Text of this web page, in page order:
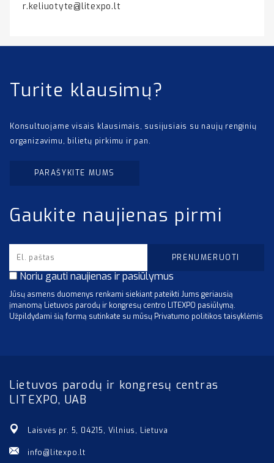
r.keliuotyte@litexpo.lt
Turite klausimų?
Konsultuojame visais klausimais, susijusiais su naujų renginių
organizavimu, bilietų pirkimu ir pan.
PARAŠYKITE MUMS
Gaukite naujienas pirmi
Noriu gauti naujienas ir pasiūlymus
Jūsų asmens duomenys renkami siekiant pateikti Jums geriausią
įmanomą Lietuvos parodų ir kongresų centro LITEXPO pasiūlymą.
Užpildydami šią formą sutinkate su mūsų Privatumo politikos taisyklėmis
Lietuvos parodų ir kongresų centras
LITEXPO, UAB
Laisvės pr. 5, 04215, Vilnius, Lietuva
info@litexpo.lt